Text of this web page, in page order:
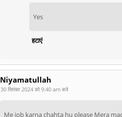
Yes
हटाएं
Niyamatullah
30 सितंबर 2024 को 9:40 am बजे
Me job karna chahta hu please Mera